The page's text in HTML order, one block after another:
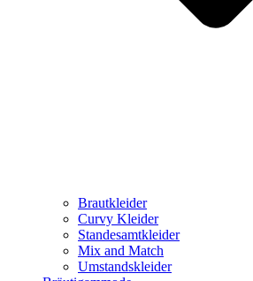
Brautkleider
Curvy Kleider
Standesamtkleider
Mix and Match
Umstandskleider